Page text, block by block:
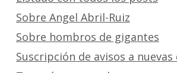
Sobre Angel Abril-Ruiz
Sobre hombros de gigantes
Suscripción de avisos a